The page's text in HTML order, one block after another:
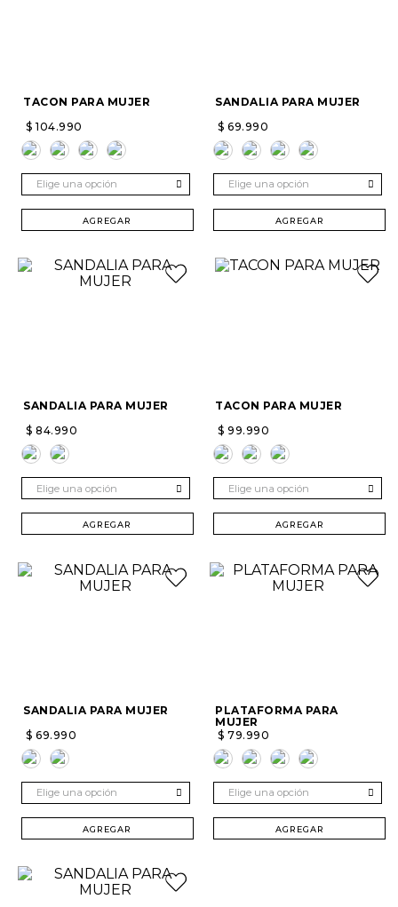
TACON PARA MUJER
$ 104.990
Elige una opción
AGREGAR
SANDALIA PARA MUJER
$ 69.990
Elige una opción
AGREGAR
SANDALIA PARA MUJER
$ 84.990
Elige una opción
AGREGAR
TACON PARA MUJER
$ 99.990
Elige una opción
AGREGAR
SANDALIA PARA MUJER
$ 69.990
Elige una opción
AGREGAR
PLATAFORMA PARA
MUJER
$ 79.990
Elige una opción
AGREGAR